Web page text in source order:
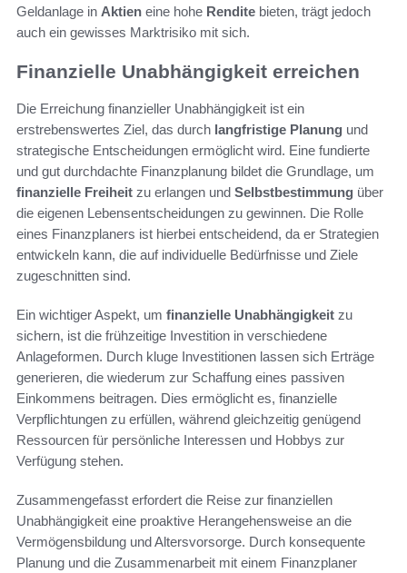
Geldanlage in Aktien eine hohe Rendite bieten, trägt jedoch
auch ein gewisses Marktrisiko mit sich.
Finanzielle Unabhängigkeit erreichen
Die Erreichung finanzieller Unabhängigkeit ist ein
erstrebenswertes Ziel, das durch langfristige Planung und
strategische Entscheidungen ermöglicht wird. Eine fundierte
und gut durchdachte Finanzplanung bildet die Grundlage, um
finanzielle Freiheit zu erlangen und Selbstbestimmung über
die eigenen Lebensentscheidungen zu gewinnen. Die Rolle
eines Finanzplaners ist hierbei entscheidend, da er Strategien
entwickeln kann, die auf individuelle Bedürfnisse und Ziele
zugeschnitten sind.
Ein wichtiger Aspekt, um finanzielle Unabhängigkeit zu
sichern, ist die frühzeitige Investition in verschiedene
Anlageformen. Durch kluge Investitionen lassen sich Erträge
generieren, die wiederum zur Schaffung eines passiven
Einkommens beitragen. Dies ermöglicht es, finanzielle
Verpflichtungen zu erfüllen, während gleichzeitig genügend
Ressourcen für persönliche Interessen und Hobbys zur
Verfügung stehen.
Zusammengefasst erfordert die Reise zur finanziellen
Unabhängigkeit eine proaktive Herangehensweise an die
Vermögensbildung und Altersvorsorge. Durch konsequente
Planung und die Zusammenarbeit mit einem Finanzplaner